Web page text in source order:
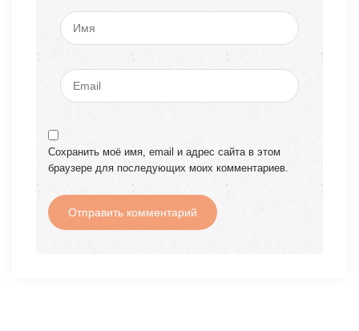
Сохранить моё имя, email и адрес сайта в этом
браузере для последующих моих комментариев.